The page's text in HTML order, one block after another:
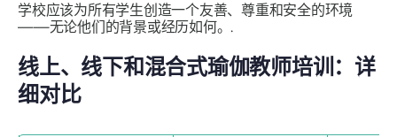
学校应该为所有学生创造一个友善、尊重和安全的环境
——无论他们的背景或经历如何。.
线上、线下和混合式瑜伽教师培训：详
细对比